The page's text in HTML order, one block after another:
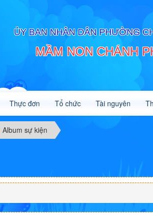
ỦY BAN NHÂN DÂN PHƯỜNG
MẦM NON CHÁNH
Thực đơn Tổ chức Tài nguyên
Album sự kiện